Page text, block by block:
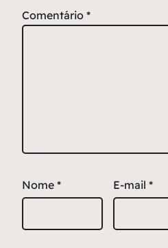
Comentário *
Nome * E-mail *